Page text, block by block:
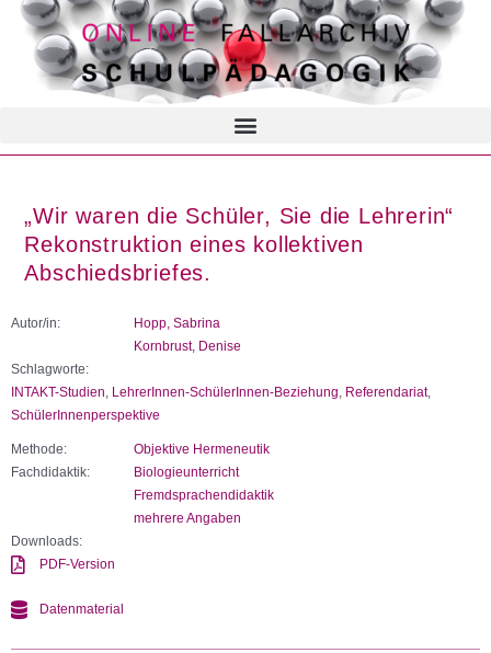
„Wir waren die Schüler, Sie die Lehrerin“
Rekonstruktion eines kollektiven
Abschiedsbriefes.
Autor/in:
Hopp, Sabrina
Kornbrust, Denise
Schlagworte:
INTAKT-Studien LehrerInnen-SchülerInnen-Beziehung Referendariat,
SchülerInnenperspektive
Methode:
Objektive Hermeneutik
Fachdidaktik:
Biologieunterricht
Fremdsprachendidaktik
mehrere Angaben
Downloads:
PDF-Version
Datenmaterial